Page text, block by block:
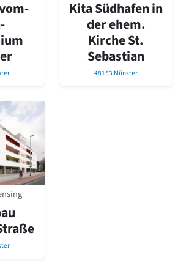
vorbildlicher Bauten NRW 2020
Kita Südhafen in
der ehem.
Kirche St.
Sebastian
48153 Münster